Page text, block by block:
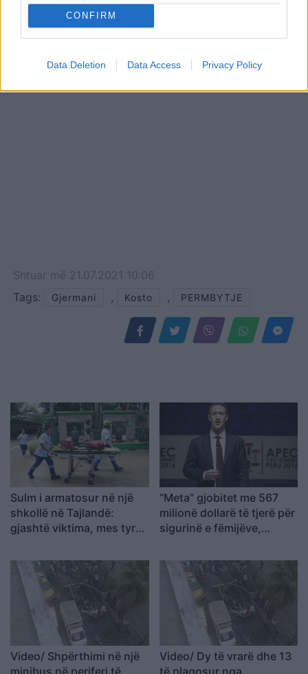
CONFIRM
Data Deletion Data Access Privacy Policy
i parandaloi përmbytjet
vdekjeprurëse, ndryshe
Shtuar më 21.07.2021 10:06
Tags:
Gjermani , Kosto , PERMBYTJE
Sulm i armatosur në një
shkollë në Tajlandë:
gjashtë viktima, mes tyre
“Meta” gjobitet me 567
milionë dollarë të tjerë për
sigurinë e fëmijëve,
Video/ Shpërthimi në një
minibus në periferi të
Video/ Dy të vrarë dhe 13
të plagosur nga